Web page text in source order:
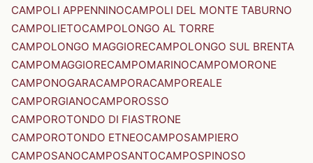
CAMPOLI APPENNINOCAMPOLI DEL MONTE TABURNO
CAMPOLIETOCAMPOLONGO AL TORRE
CAMPOLONGO MAGGIORECAMPOLONGO SUL BRENTA
CAMPOMAGGIORECAMPOMARINOCAMPOMORONE
CAMPONOGARACAMPORACAMPOREALE
CAMPORGIANOCAMPOROSSO
CAMPOROTONDO DI FIASTRONE
CAMPOROTONDO ETNEOCAMPOSAMPIERO
CAMPOSANOCAMPOSANTOCAMPOSPINOSO